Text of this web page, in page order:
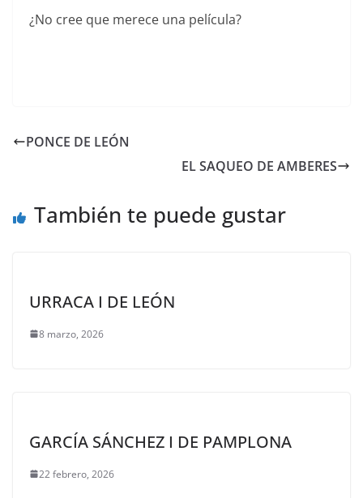
¿No cree que merece una película?
PONCE DE LEÓN
EL SAQUEO DE AMBERES
También te puede gustar
URRACA I DE LEÓN
8 marzo, 2026
GARCÍA SÁNCHEZ I DE PAMPLONA
22 febrero, 2026